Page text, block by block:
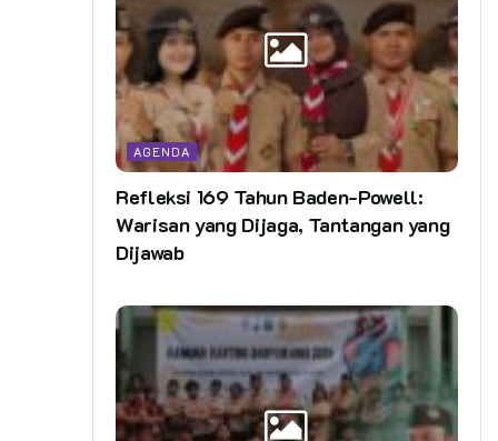
AGENDA
Refleksi 169 Tahun Baden-Powell:
Warisan yang Dijaga, Tantangan yang
Dijawab